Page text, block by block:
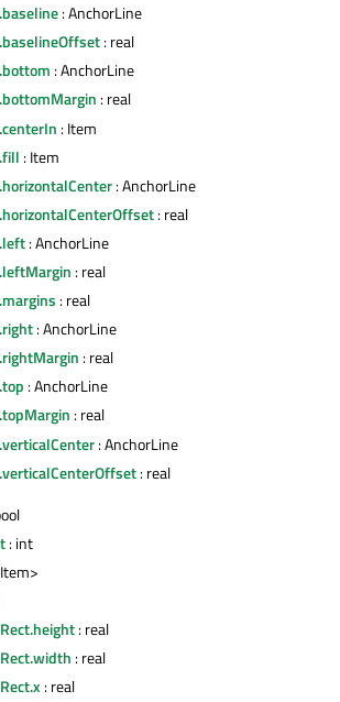
: AnchorLine
: real
: AnchorLine
: real
: Item
: Item
: AnchorLine
: real
: AnchorLine
: real
: real
: AnchorLine
: real
: AnchorLine
: real
: AnchorLine
: real
: int
: real
: real
: real